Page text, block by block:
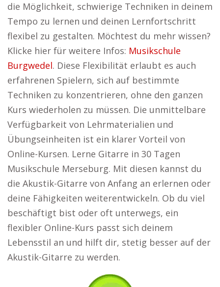
die Möglichkeit, schwierige Techniken in deinem
Tempo zu lernen und deinen Lernfortschritt
flexibel zu gestalten. Möchtest du mehr wissen?
Klicke hier für weitere Infos: Musikschule
Burgwedel. Diese Flexibilität erlaubt es auch
erfahrenen Spielern, sich auf bestimmte
Techniken zu konzentrieren, ohne den ganzen
Kurs wiederholen zu müssen. Die unmittelbare
Verfügbarkeit von Lehrmaterialien und
Übungseinheiten ist ein klarer Vorteil von
Online-Kursen. Lerne Gitarre in 30 Tagen
Musikschule Merseburg. Mit diesen kannst du
die Akustik-Gitarre von Anfang an erlernen oder
deine Fähigkeiten weiterentwickeln. Ob du viel
beschäftigt bist oder oft unterwegs, ein
flexibler Online-Kurs passt sich deinem
Lebensstil an und hilft dir, stetig besser auf der
Akustik-Gitarre zu werden.